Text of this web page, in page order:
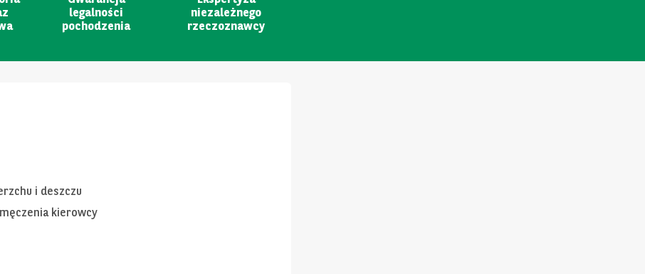
legalności
pochodzenia
niezależnego
rzeczoznawcy
i deszczu
kierowcy